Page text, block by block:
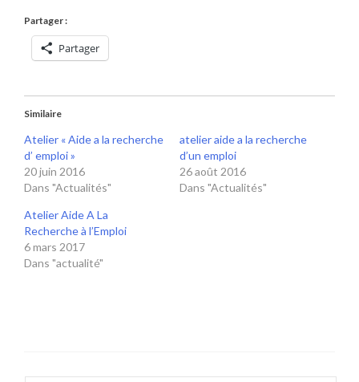
Partager :
Partager
Similaire
Atelier « Aide a la recherche
d’ emploi »
20 juin 2016
Dans "Actualités"
atelier aide a la recherche
d’un emploi
26 août 2016
Dans "Actualités"
Atelier Aide A La
Recherche à l’Emploi
6 mars 2017
Dans "actualité"